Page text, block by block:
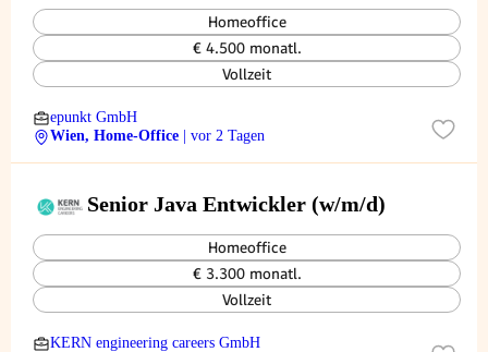
Homeoffice
€ 4.500 monatl.
Vollzeit
epunkt GmbH
Wien, Home-Office
| vor 2 Tagen
Senior Java Entwickler (w/m/d)
Homeoffice
€ 3.300 monatl.
Vollzeit
KERN engineering careers GmbH